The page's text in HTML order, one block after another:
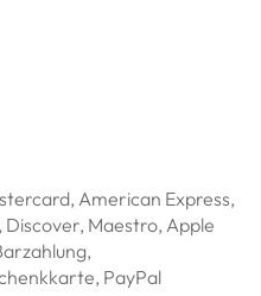
American Express,
Discover, Maestro, Apple
PayPal